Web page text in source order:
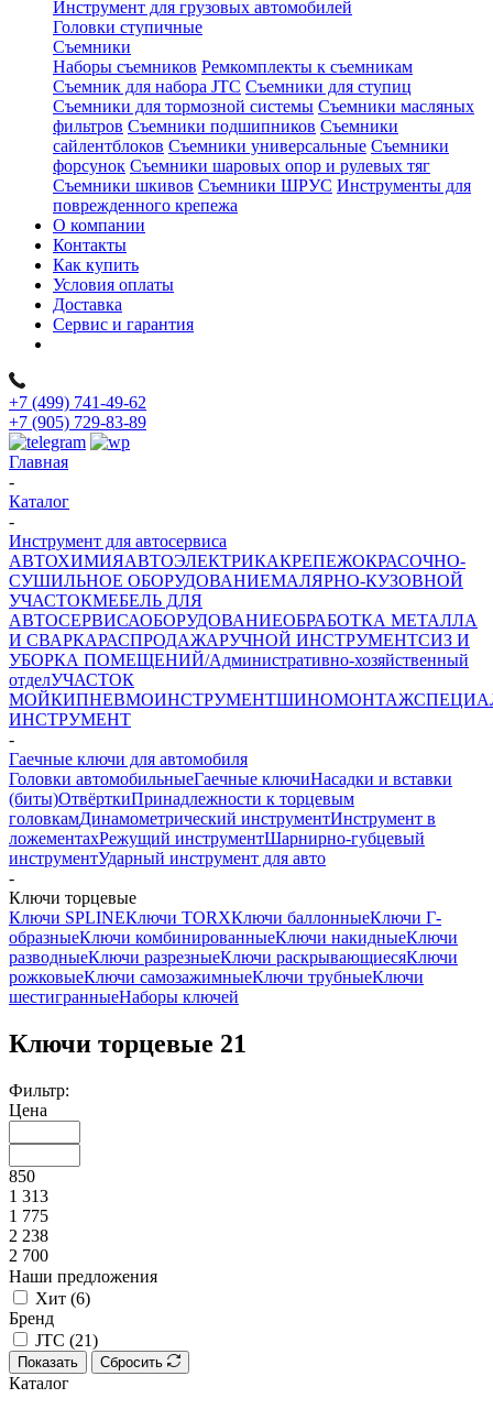
Инструмент для грузовых автомобилей
Головки ступичные
Съемники
Наборы съемников Ремкомплекты к съемникам
Съемник для набора JTC Съемники для ступиц
Съемники для тормозной системы Съемники масляных
фильтров Съемники подшипников Съемники
сайлентблоков Съемники универсальные Съемники
форсунок Съемники шаровых опор и рулевых тяг
Съемники шкивов Съемники ШРУС Инструменты для
поврежденного крепежа
О компании
Контакты
Как купить
Условия оплаты
Доставка
Сервис и гарантия
+7 (499) 741-49-62
+7 (905) 729-83-89
Главная
-
Каталог
-
Инструмент для автосервиса
АВТОХИМИЯАВТОЭЛЕКТРИКАКРЕПЕЖОКРАСОЧНО-
СУШИЛЬНОЕ ОБОРУДОВАНИЕМАЛЯРНО-КУЗОВНОЙ
УЧАСТОКМЕБЕЛЬ ДЛЯ
АВТОСЕРВИСАОБОРУДОВАНИЕОБРАБОТКА МЕТАЛЛА
И СВАРКАРАСПРОДАЖАРУЧНОЙ ИНСТРУМЕНТСИЗ И
УБОРКА ПОМЕЩЕНИЙ/Административно-хозяйственный
отделУЧАСТОК
МОЙКИПНЕВМОИНСТРУМЕНТШИНОМОНТАЖ
ИНСТРУМЕНТ
-
Гаечные ключи для автомобиля
Головки автомобильныеГаечные ключиНасадки и вставки
(биты)ОтвёрткиПринадлежности к торцевым
головкамДинамометрический инструментИнструмент в
ложементахРежущий инструментШарнирно-губцевый
инструментУдарный инструмент для авто
-
Ключи торцевые
Ключи SPLINEКлючи TORXКлючи баллонныеКлючи Г-
образныеКлючи комбинированныеКлючи накидныеКлючи
разводныеКлючи разрезныеКлючи раскрывающиесяКлючи
рожковыеКлючи самозажимныеКлючи трубныеКлючи
шестигранныеНаборы ключей
Ключи торцевые 21
Фильтр:
Цена
850
1 313
1 775
2 238
2 700
Наши предложения
Хит (6)
Бренд
JTC (21)
Показать Сбросить
Каталог